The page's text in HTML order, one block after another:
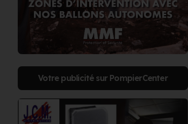
Votre publicité sur PompierCenter